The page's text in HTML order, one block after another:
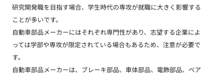
研究開発職を目指す場合、学生時代の専攻が就職に大きく影響する
ことが多いです。
自動車部品メーカーにはそれぞれ専門性があり、志望する企業によ
っては学部や専攻が限定されている場合もあるため、注意が必要で
す。
自動車部品メーカーは、ブレーキ部品、車体部品、電飾部品、ベア